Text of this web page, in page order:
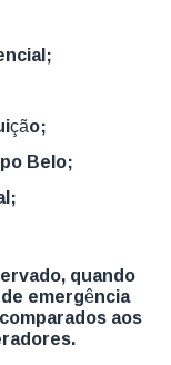
Belo;
quando
emergência
aos